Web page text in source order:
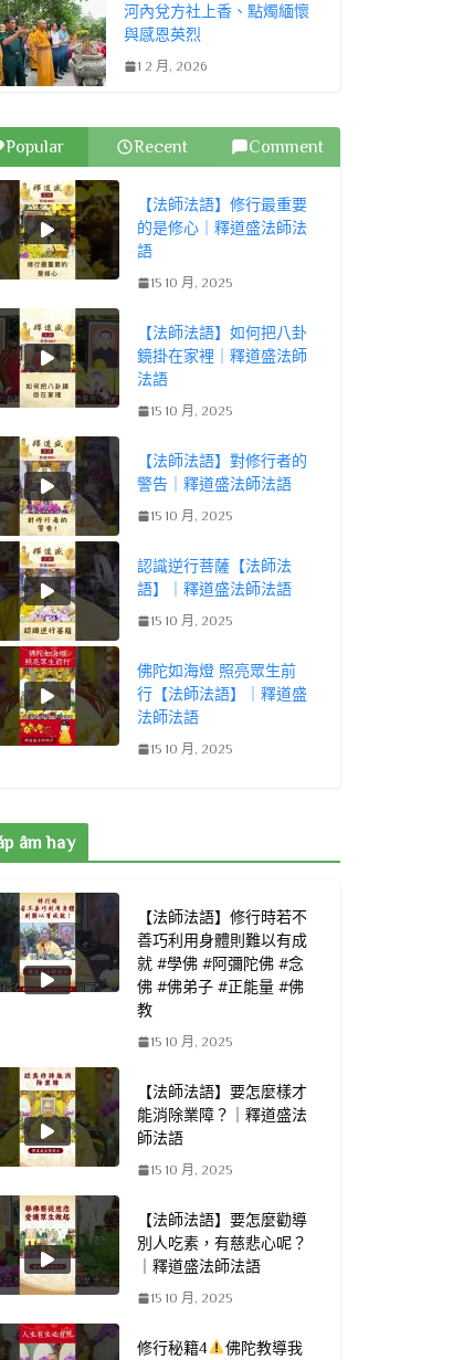
河內兌方社上香、點燭緬懷
與感恩英烈
1 2 月, 2026
Popular Recent Comment
【法師法語】修行最重要
的是修心｜釋道盛法師法
語
15 10 月, 2025
【法師法語】如何把八卦
鏡掛在家裡｜釋道盛法師
法語
15 10 月, 2025
【法師法語】對修行者的
警告｜釋道盛法師法語
15 10 月, 2025
認識逆行菩薩【法師法
語】｜釋道盛法師法語
15 10 月, 2025
佛陀如海燈 照亮眾生前
行【法師法語】｜釋道盛
法師法語
15 10 月, 2025
âm hay
【法師法語】修行時若不
善巧利用身體則難以有成
就 #學佛 #阿彌陀佛 #念
佛 #佛弟子 #正能量 #佛
教
15 10 月, 2025
【法師法語】要怎麼樣才
能消除業障？｜釋道盛法
師法語
15 10 月, 2025
【法師法語】要怎麼勸導
別人吃素，有慈悲心呢？
｜釋道盛法師法語
15 10 月, 2025
修行秘籍4
佛陀教導我